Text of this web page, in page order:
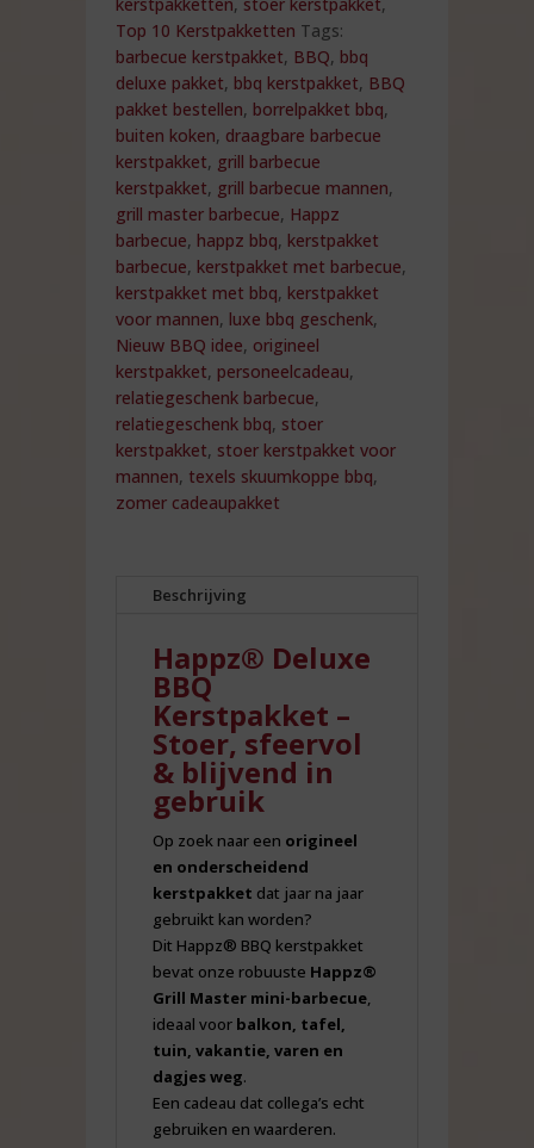
Top 10 Kerstpakketten Tags:
barbecue kerstpakket, BBQ, bbq
deluxe pakket, bbq kerstpakket, BBQ
pakket bestellen, borrelpakket bbq,
buiten koken, draagbare barbecue
kerstpakket, grill barbecue
kerstpakket, grill barbecue mannen,
grill master barbecue, Happz
barbecue, happz bbq, kerstpakket
barbecue, kerstpakket met barbecue,
kerstpakket met bbq, kerstpakket
voor mannen, luxe bbq geschenk,
Nieuw BBQ idee, origineel
kerstpakket, personeelcadeau,
relatiegeschenk barbecue,
relatiegeschenk bbq, stoer
kerstpakket, stoer kerstpakket voor
mannen, texels skuumkoppe bbq,
zomer cadeaupakket
Beschrijving
Happz® Deluxe
BBQ
Kerstpakket –
Stoer, sfeervol
& blijvend in
gebruik
Op zoek naar een origineel
en onderscheidend
kerstpakket dat jaar na jaar
gebruikt kan worden?
Dit Happz® BBQ kerstpakket
bevat onze robuuste Happz®
Grill Master mini-barbecue
ideaal voor balkon, tafel,
tuin, vakantie, varen en
dagjes weg.
Een cadeau dat collega’s echt
gebruiken en waarderen.